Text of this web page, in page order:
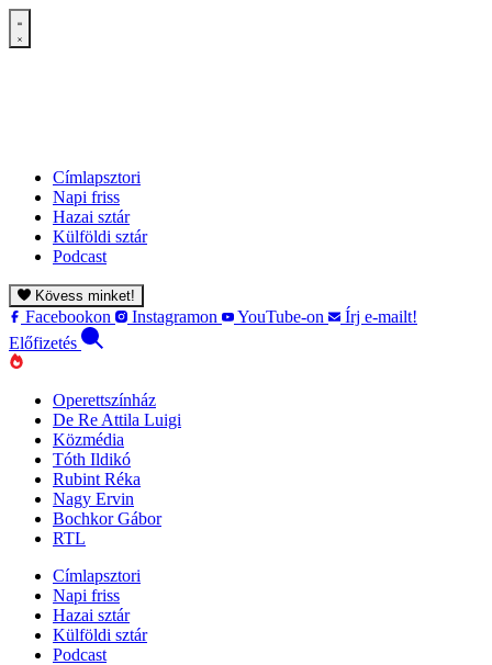
Címlapsztori
Napi friss
Hazai sztár
Külföldi sztár
Podcast
Kövess minket!
Facebookon Instagramon YouTube-on
Írj e-mailt!
Előfizetés
Operettszínház
De Re Attila Luigi
Közmédia
Tóth Ildikó
Rubint Réka
Nagy Ervin
Bochkor Gábor
RTL
Címlapsztori
Napi friss
Hazai sztár
Külföldi sztár
Podcast